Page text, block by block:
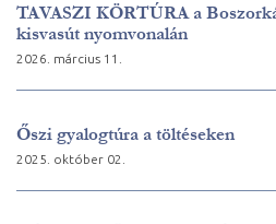
TAVASZI KÖRTÚRA a
kisvasút nyomvonalán
2026. március 11.
Őszi gyalogtúra a töltéseken
2025. október 02.